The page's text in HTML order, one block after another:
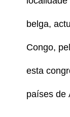
belga,
Congo,
esta
países de